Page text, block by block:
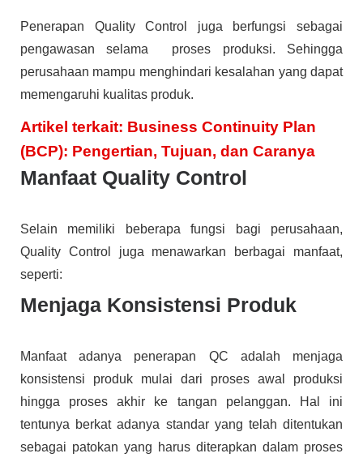
Penerapan Quality Control juga berfungsi sebagai
pengawasan selama proses produksi. Sehingga
perusahaan mampu menghindari kesalahan yang dapat
memengaruhi kualitas produk.
Artikel terkait: Business Continuity Plan
(BCP): Pengertian, Tujuan, dan Caranya
Manfaat Quality Control
Selain memiliki beberapa fungsi bagi perusahaan,
Quality Control juga menawarkan berbagai manfaat,
seperti:
Menjaga Konsistensi Produk
Manfaat adanya penerapan QC adalah menjaga
konsistensi produk mulai dari proses awal produksi
hingga proses akhir ke tangan pelanggan. Hal ini
tentunya berkat adanya standar yang telah ditentukan
sebagai patokan yang harus diterapkan dalam proses